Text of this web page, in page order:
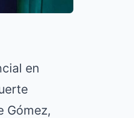
en
Gómez,